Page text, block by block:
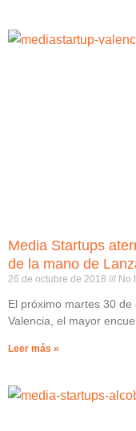
Media Startups
de la mano de
26 de octubre de 2018 No
El próximo martes 30
Valencia, el mayor
Leer más »